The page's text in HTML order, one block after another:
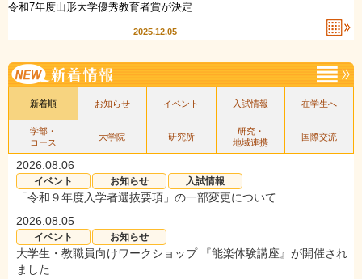
令和7年度山形大学優秀教育者賞が決定
2025.12.05
新着順 お知らせ イベント 入試情報 在学生へ
学部・
コース
大学院 研究所
研究・
地域連携
国際交流
2026.08.06
イベント お知らせ 入試情報
「令和９年度入学者選抜要項」の一部変更について
2026.08.05
イベント お知らせ
大学生・教職員向けワークショップ 『能楽体験講座』が開催され
ました